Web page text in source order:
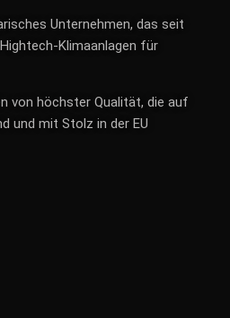
Unternehmen, das seit
Klimaanlagen für
von höchster Qualität, die auf
und mit Stolz in der EU